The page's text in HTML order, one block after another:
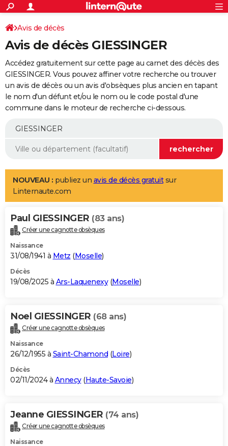
ACTUALITÉS
Politique
Société
Faits Divers
Education
Monde
Villes
+
SPORT
Coupe du monde 2026
Football
Tennis
Cyclisme
Rugby
Forum
Programme TV
TNT
Streaming
Cinéma
Sorties cinéma
Musique
+
FINANCE
Impôts
Immobilier
Risques naturels par ville
Banque
Assurance
Crédit
AUTO
Essais
Réserver un essai
Citadines
Berlines
SUV
Forum auto
+
Mobiles
Meilleur smartphone
Internet
Ordinateurs
Jeux vidéo
Guide high-tech
Aménagement intérieur
LIFESTYLE
Art de vivre
Bien-être
Loisirs
Mode
Modes de vie
Alimentation
Guide de la santé
Maladies
Médicaments
Sommeil
VOYAGE
Destinations
City break
Voyage nature
Voyage de noces
Forum
Climat
+PHOTO
GUIDES D'ACHAT
BONS PLANS
Carte de Noël
Carte Bonne année
Carte Saint-Valentin
Carte Pâques
Carte d'anniversaire
DICTIONNAIRE
Dictionnaire
Biographies
Citations
Expressions
Proverbes
PROGRAMME TV
S'inscrire
Se connecter
Lycées
Collèges
Primaires
Universités
Entreprises
Service militaire
Avis de recherche
AVIS DE DÉCÈS
Bricolage
Lifestyle
Culture
Sport
Auto
Television
Voyage
Cinema
Avis de décès
Avis de décès GIESSINGER
Accédez gratuitement sur cette page au carnet des décès des
GIESSINGER. Vous pouvez affiner votre recherche ou trouver
un avis de décès ou un avis d'obsèques plus ancien en tapant
le nom d'un défunt et/ou le nom ou le code postal d'une
commune dans le moteur de recherche ci-dessous.
NOUVEAU : publiez un avis de décès gratuitsur
Linternaute.com
Paul GIESSINGER (83 ans)
Créer une cagnotte obsèques
Naissance
31/08/1941 à Metz (Moselle)
Décès
19/08/2025 à Ars-Laquenexy(Moselle)
Noel GIESSINGER (68 ans)
Créer une cagnotte obsèques
Naissance
26/12/1955 à Saint-Chamond (Loire)
Décès
02/11/2024 à Annecy(Haute-Savoie)
Jeanne GIESSINGER (74 ans)
Créer une cagnotte obsèques
Naissance